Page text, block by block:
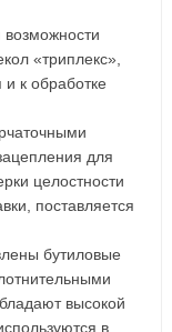
«триплекс»,
к обработке
для
целостности
поставляется
бутиловые
высокой
в